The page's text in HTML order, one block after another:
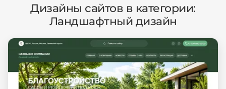
Дизайны сайтов в категории:
Ландшафтный дизайн